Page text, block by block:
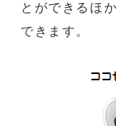
とができるほ
できます。